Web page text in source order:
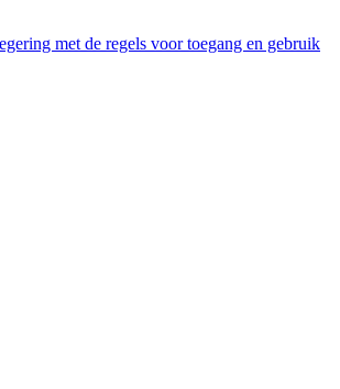
met de regels voor toegang en gebruik